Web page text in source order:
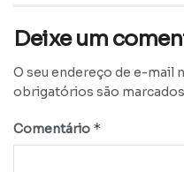
Deixe um
O seu endereço de e-mail
obrigatórios são
Comentário *